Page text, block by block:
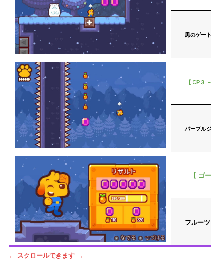
黒のゲートの
【 CP３ ～
パープルジェ
【 ゴー
フルーツ「
← スクロールできます →